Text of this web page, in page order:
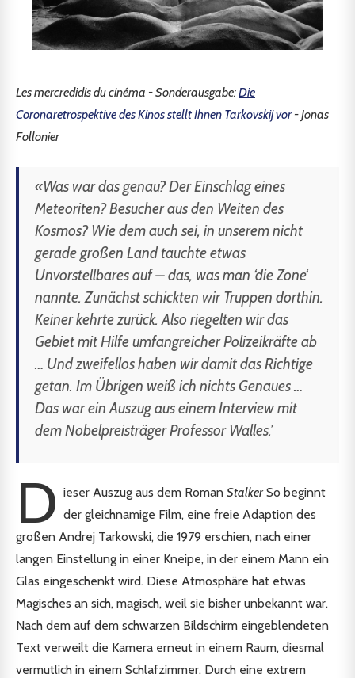
Les mercredidis du cinéma - Sonderausgabe:Die
Coronaretrospektive des Kinos stellt Ihnen Tarkovskij vor- Jonas
Follonier
«Was war das genau? Der Einschlag eines
Meteoriten? Besucher aus den Weiten des
Kosmos? Wie dem auch sei, in unserem nicht
gerade großen Land tauchte etwas
Unvorstellbares auf – das, was man ‘die Zone‘
nannte. Zunächst schickten wir Truppen dorthin.
Keiner kehrte zurück. Also riegelten wir das
Gebiet mit Hilfe umfangreicher Polizeikräfte ab
… Und zweifellos haben wir damit das Richtige
getan. Im Übrigen weiß ich nichts Genaues …
Das war ein Auszug aus einem Interview mit
dem Nobelpreisträger Professor Walles.’
D ieser Auszug aus dem RomanStalkerSo beginnt
der gleichnamige Film, eine freie Adaption des
großen Andrej Tarkowski, die 1979 erschien, nach einer
langen Einstellung in einer Kneipe, in der einem Mann ein
Glas eingeschenkt wird. Diese Atmosphäre hat etwas
Magisches an sich, magisch, weil sie bisher unbekannt war.
Nach dem auf dem schwarzen Bildschirm eingeblendeten
Text verweilt die Kamera erneut in einem Raum, diesmal
vermutlich in einem Schlafzimmer. Durch eine extrem